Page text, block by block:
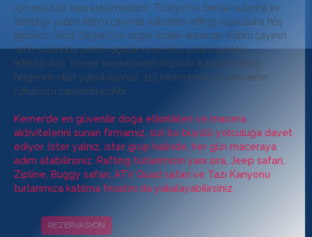
için eşsiz bir kapı aralamaktadır. Türkiye'nin berrak sularına ev
sahipliği yapan Köprü çayında yükselen rafting coşkusuna hoş
geldiniz. Toros Dağları'nın doğal incileri arasında, Köprü çayının
serin sularında yelken açarak neşe dolu anlara tanıklık
edebilirsiniz. Kemer merkezinden Köprülü Kanyon rafting
bölgesine olan yolculuğunuz, 115 kilometrelik bir serüvenle
ruhunuzu canlandıracaktır.
Kemer’de en güvenilir doğa etkinlikleri ve macera
aktivitelerini sunan firmamız, sizi bu büyülü yolculuğa davet
ediyor. İster yalnız, ister grup halinde, her gün maceraya
adım atabilirsiniz. Rafting turlarımızın yanı sıra, Jeep safari,
Zipline, Buggy safari, ATV Quad safari ve Tazı Kanyonu
turlarımıza katılma fırsatını da yakalayabilirsiniz.
REZERVASYON KAMPANYALAR